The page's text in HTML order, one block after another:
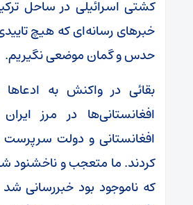
کشتی اسرائیلی در ساحل
خبر‌های رسانه‌ای که هیچ
حدس و گمان موضعی نگیریم.
بقائی در واکنش به
افغانستانی‌ها در مرز
افغانستانی و دولت سرپرست
کردند. ما متعجب و ناخشنود
که ناموجود بود خبررسانی